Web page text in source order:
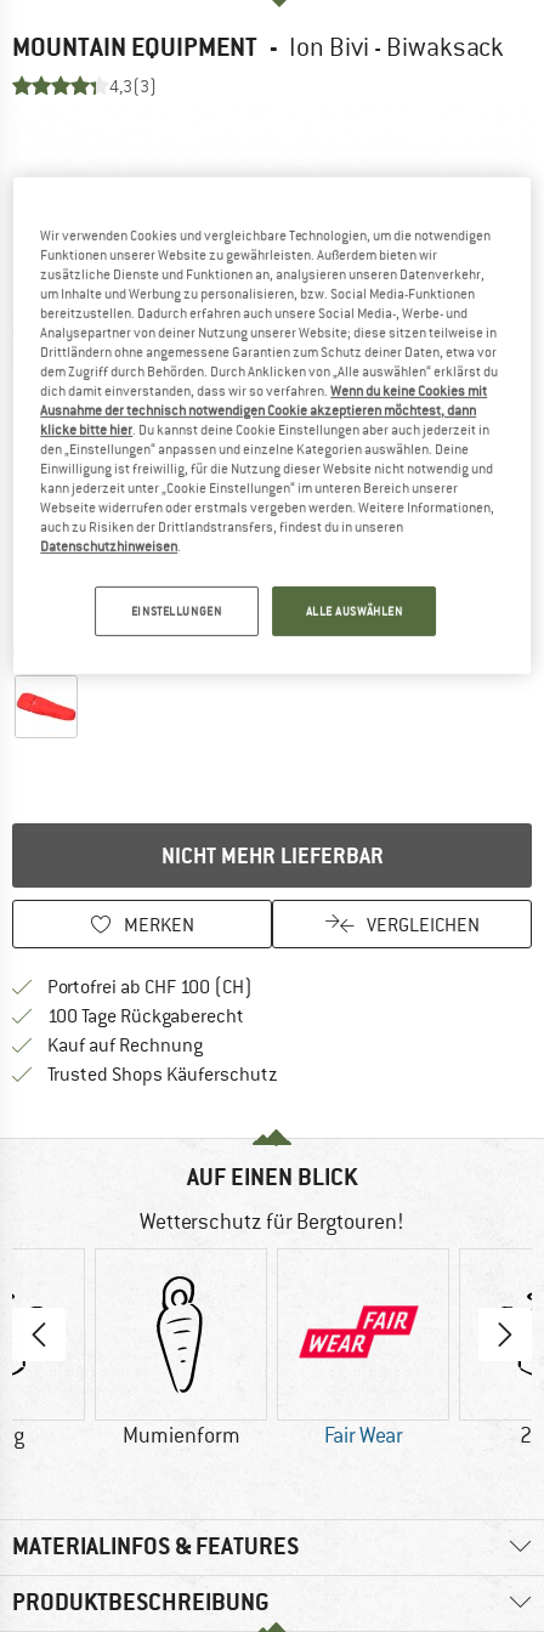
MOUNTAIN EQUIPMENT - Ion Bivi - Biwaksack
4,3(3)
NICHT MEHR LIEFERBAR
MERKEN VERGLEICHEN
Portofrei ab CHF 100 (CH)
100 Tage Rückgaberecht
Kauf auf RechnungFinde die Zahlungs-Infos hier! Öffnet
Trusted Shops Käuferschutz
AUF EINEN BLICK
Wetterschutz für Bergtouren!
g Mumienform Fair Wear
MATERIALINFOS & FEATURES
PRODUKTBESCHREIBUNG
Wir verwenden Cookies und vergleichbare Technologien, um die notwendigen
Funktionen unserer Website zu gewährleisten. Außerdem bieten wir
zusätzliche Dienste und Funktionen an, analysieren unseren Datenverkehr,
um Inhalte und Werbung zu personalisieren, bzw. Social Media-Funktionen
bereitzustellen. Dadurch erfahren auch unsere Social Media-, Werbe- und
Analysepartner von deiner Nutzung unserer Website; diese sitzen teilweise in
Drittländern ohne angemessene Garantien zum Schutz deiner Daten, etwa vor
dem Zugriff durch Behörden. Durch Anklicken von „Alle auswählen“ erklärst du
dich damit einverstanden, dass wir so verfahren.Wenn du keine Cookies mit
Ausnahme der technisch notwendigen Cookie akzeptieren möchtest, dann
klicke bitte hier. Du kannst deine Cookie Einstellungen aber auch jederzeit in
den „Einstellungen“ anpassen und einzelne Kategorien auswählen. Deine
Einwilligung ist freiwillig, für die Nutzung dieser Website nicht notwendig und
kann jederzeit unter „Cookie Einstellungen“ im unteren Bereich unserer
Webseite widerrufen oder erstmals vergeben werden. Weitere Informationen,
auch zu Risiken der Drittlandstransfers, findest du in unseren
Datenschutzhinweisen.
EINSTELLUNGEN ALLE AUSWÄHLEN